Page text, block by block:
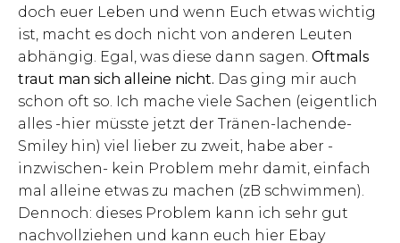
doch euer Leben und wenn Euch etwas wichtig
ist, macht es doch nicht von anderen Leuten
abhängig. Egal, was diese dann sagen. Oftmals
traut man sich alleine nicht. Das ging mir auch
schon oft so. Ich mache viele Sachen (eigentlich
alles -hier müsste jetzt der Tränen-lachende-
Smiley hin) viel lieber zu zweit, habe aber -
inzwischen- kein Problem mehr damit, einfach
mal alleine etwas zu machen (zB schwimmen).
Dennoch: dieses Problem kann ich sehr gut
nachvollziehen und kann euch hier Ebay